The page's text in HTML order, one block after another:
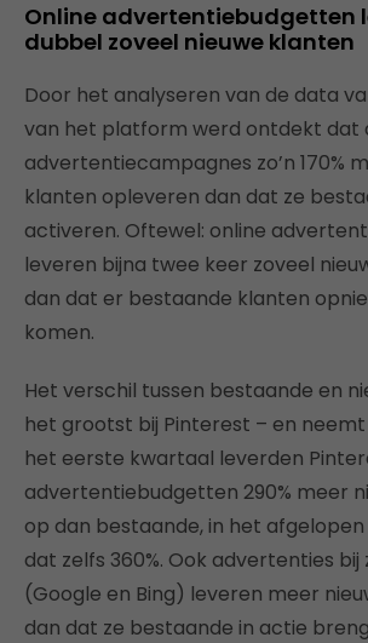
Online advertentiebudgetten
dubbel zoveel nieuwe klanten
Door het analyseren van de data
van het platform werd ontdekt dat
advertentiecampagnes zo’n 170%
klanten opleveren dan dat ze
activeren. Oftewel: online
leveren bijna twee keer zoveel
dan dat er bestaande klanten
komen.
Het verschil tussen bestaande en
het grootst bij Pinterest – en neemt
het eerste kwartaal leverden
advertentiebudgetten 290% meer
op dan bestaande, in het
dat zelfs 360%. Ook advertenties
(Google en Bing) leveren meer
dan dat ze bestaande in actie